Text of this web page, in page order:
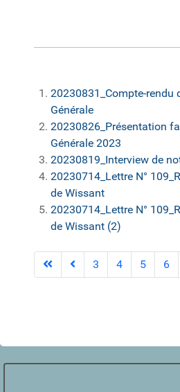
20230831_Compte-rendu
Générale
20230826_Présentation
Générale 2023
20230819_Interview de
20230714_Lettre N°
de Wissant
20230714_Lettre N°
de Wissant (2)
3 4 5 6